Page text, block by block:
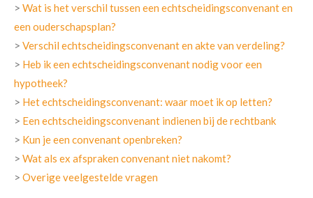
> Wat is het verschil tussen een echtscheidingsconvenant en
een ouderschapsplan?
> Verschil echtscheidingsconvenant en akte van verdeling?
> Heb ik een echtscheidingsconvenant nodig voor een
hypotheek?
> Het echtscheidingsconvenant: waar moet ik op letten?
> Een echtscheidingsconvenant indienen bij de rechtbank
> Kun je een convenant openbreken?
> Wat als ex afspraken convenant niet nakomt?
> Overige veelgestelde vragen